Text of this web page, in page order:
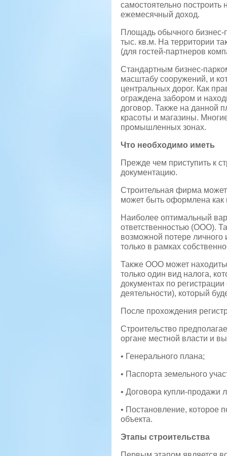
самостоятельно построить
ежемесячный доход.
Площадь обычного бизнес-
тыс. кв.м. На территории
(для гостей-партнеров
Стандартным бизнес-
масштабу сооружений, и
центральных дорог. Как
ограждена забором и
договор. Также на данной
красоты и магазины.
промышленных зонах.
Что необходимо иметь
Прежде чем приступить к
документацию.
Строительная фирма
может быть оформлена как
Наиболее оптимальный
ответственностью (ООО).
возможной потере личного
только в рамках
Также ООО может
только один вид налога,
документах по
деятельности), который
После прохождения
Строительство
органе местной власти и
• Генерального плана;
• Паспорта земельного
• Договора купли-продажи
• Постановление, которое
объекта.
Этапы строительства